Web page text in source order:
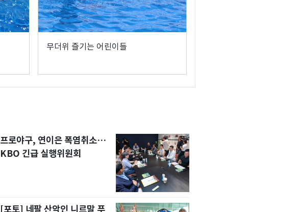
무더위 즐기는 어린이들
프로야구, 연이은 폭염취소…
KBO 긴급 실행위원회
[포토] 네팔 산악인 니르말 푸